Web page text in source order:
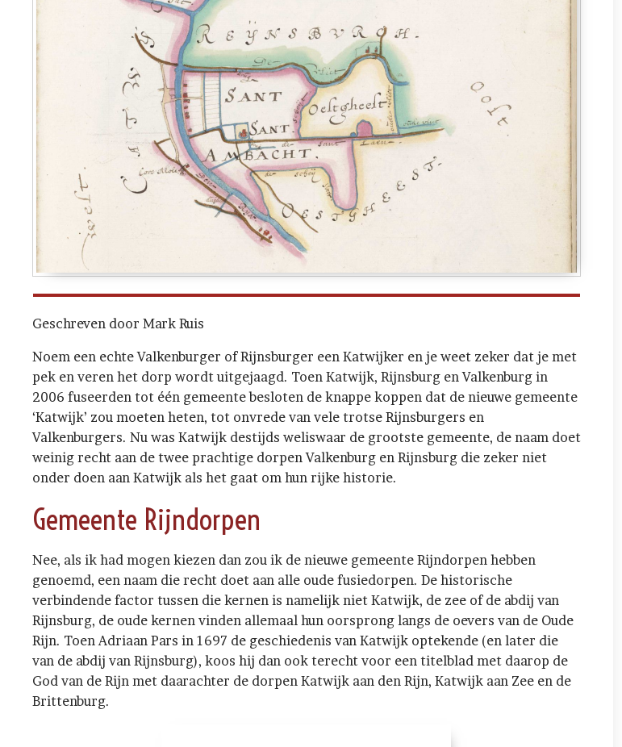
Geschreven door Mark Ruis
Noem een echte Valkenburger of Rijnsburger een Katwijker en je weet zeker dat je met
pek en veren het dorp wordt uitgejaagd. Toen Katwijk, Rijnsburg en Valkenburg in
2006 fuseerden tot één gemeente besloten de knappe koppen dat de nieuwe gemeente
‘Katwijk’ zou moeten heten, tot onvrede van vele trotse Rijnsburgers en
Valkenburgers. Nu was Katwijk destijds weliswaar de grootste gemeente, de naam doet
weinig recht aan de twee prachtige dorpen Valkenburg en Rijnsburg die zeker niet
onder doen aan Katwijk als het gaat om hun rijke historie.
Gemeente Rijndorpen
Nee, als ik had mogen kiezen dan zou ik de nieuwe gemeente Rijndorpen hebben
genoemd, een naam die recht doet aan alle oude fusiedorpen. De historische
verbindende factor tussen die kernen is namelijk niet Katwijk, de zee of de abdij van
Rijnsburg, de oude kernen vinden allemaal hun oorsprong langs de oevers van de Oude
Rijn. Toen Adriaan Pars in 1697 de geschiedenis van Katwijk optekende (en later die
van de abdij van Rijnsburg), koos hij dan ook terecht voor een titelblad met daarop de
God van de Rijn met daarachter de dorpen Katwijk aan den Rijn, Katwijk aan Zee en de
Brittenburg.